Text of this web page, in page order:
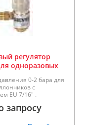
регулятор
одноразовых
0-2 бара для
с
EU 7/16" .
запросу